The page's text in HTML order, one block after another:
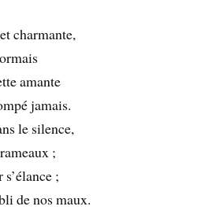
charmante,
amante
jamais.
le silence,
;
;
de nos maux.